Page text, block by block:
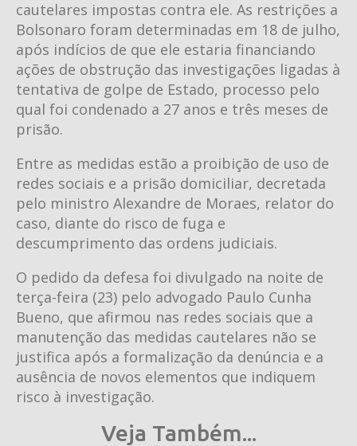
cautelares impostas contra ele. As restrições a
Bolsonaro foram determinadas em 18 de julho,
após indícios de que ele estaria financiando
ações de obstrução das investigações ligadas à
tentativa de golpe de Estado, processo pelo
qual foi condenado a 27 anos e três meses de
prisão.
Entre as medidas estão a proibição de uso de
redes sociais e a prisão domiciliar, decretada
pelo ministro Alexandre de Moraes, relator do
caso, diante do risco de fuga e
descumprimento das ordens judiciais.
O pedido da defesa foi divulgado na noite de
terça-feira (23) pelo advogado Paulo Cunha
Bueno, que afirmou nas redes sociais que a
manutenção das medidas cautelares não se
justifica após a formalização da denúncia e a
ausência de novos elementos que indiquem
risco à investigação.
Veja Também...